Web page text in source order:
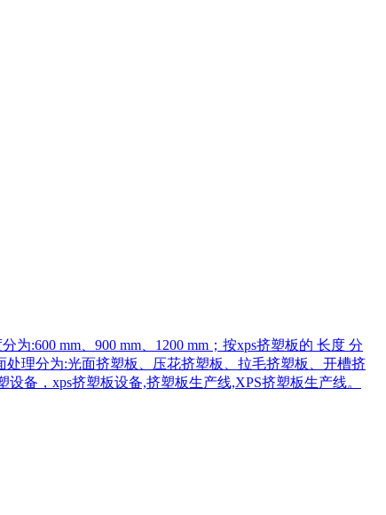
为:600 mm、900 mm、1200 mm；按xps挤塑板的 长度 分
处理分为:光面挤塑板、压花挤塑板、拉毛挤塑板、开槽挤
备，xps挤塑板设备,挤塑板生产线,XPS挤塑板生产线。